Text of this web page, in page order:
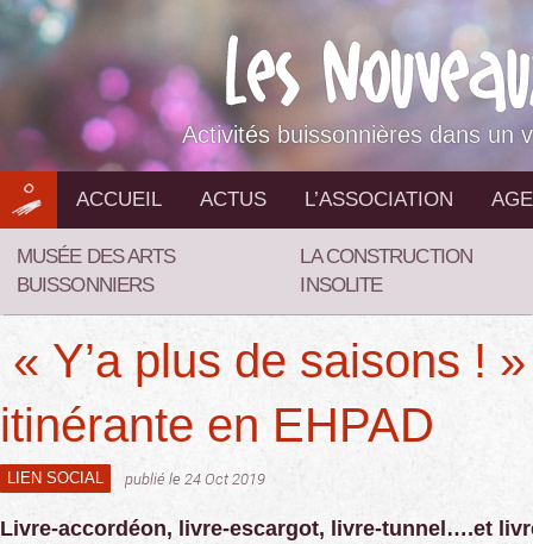
Aller
au
contenu
Activités buissonnières dans un
ACCUEIL ACTUS L’ASSOCIATION
MUSÉE DES ARTS
BUISSONNIERS
LA CONSTRUCTION
INSOLITE
« Y’a plus de saisons ! »
itinérante en EHPAD
LIEN SOCIAL publié le 24 Oct 2019
Livre-accordéon, livre-escargot, livre-tunnel….et